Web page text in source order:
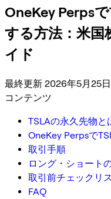
OneKey Perps
する方法：米国
イド
最終更新 2026年5月25日
コンテンツ
TSLAの永久先物と
OneKey Perpsで
取引手順
ロング・ショート
取引前チェックリ
FAQ